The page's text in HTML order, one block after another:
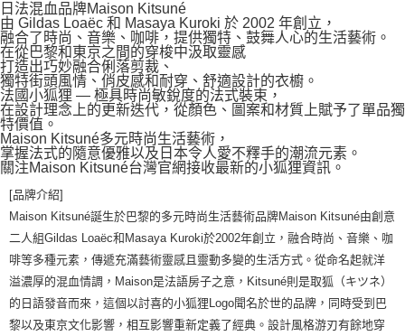
日法混血品牌Maison Kitsuné
由 Gildas Loaëc 和 Masaya Kuroki 於 2002 年創立，
融合了時尚、音樂、咖啡，提供獨特、鼓舞人心的生活藝術。
在從巴黎和東京之間的穿梭中汲取靈感
打造出巧妙融合俐落剪裁、
獨特街頭風情、俏皮感和耐穿、舒適設計的衣櫥。
法國小狐狸 — 極具時尚敏銳度的法式裝束，
在設計理念上的更新迭代，從顏色、圖案和材質上賦予了單品獨
特價值。
Maison Kitsuné多元時尚生活藝術，
掌握法式的隨意優雅以及日本令人愛不釋手的潮流元素。
關注Maison Kitsuné台灣官網接收最新的小狐狸資訊。
[品牌介紹]
Maison Kitsuné誕生於巴黎的多元時尚生活藝術品牌Maison Kitsuné由創意
二人組Gildas Loaëc和Masaya Kuroki於2002年創立，融合時尚、音樂、咖
啡等多種元素，傳遞充滿藝術靈感且靈動多變的生活方式。從命名起就洋
溢濃厚的混血情調，Maison是法語房子之意，Kitsuné則是取狐（キツネ）
的日語發音而來，這個以討喜的小狐狸Logo聞名於世的品牌，同時受到巴
黎以及東京文化影響，相互影響重新定義了經典。設計風格游刃有餘地穿